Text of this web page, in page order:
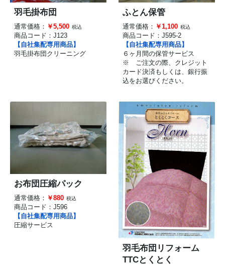
羽毛掛布団
通常価格： ￥5,500 税込
商品コード： J123
【自社集配専用商品】
羽毛掛布団クリーニング
ふとん保管
通常価格： ￥1,100 税込
商品コード： J595-2
【自社集配専用商品】
６ヶ月間の保管サービス
※ ご注文の際、クレジット
カード決済もしくは、銀行振
込をお選びください。
お布団圧縮パック
通常価格： ￥880 税込
商品コード： J596
【自社集配専用商品】
圧縮サービス
羽毛布団リフォーム
TTCとくとく